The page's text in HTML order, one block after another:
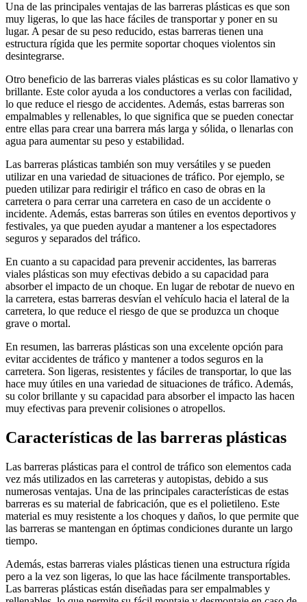
Una de las principales ventajas de las barreras plásticas es que son
muy ligeras, lo que las hace fáciles de transportar y poner en su
lugar. A pesar de su peso reducido, estas barreras tienen una
estructura rígida que les permite soportar choques violentos sin
desintegrarse.
Otro beneficio de las barreras viales plásticas es su color llamativo y
brillante. Este color ayuda a los conductores a verlas con facilidad,
lo que reduce el riesgo de accidentes. Además, estas barreras son
empalmables y rellenables, lo que significa que se pueden conectar
entre ellas para crear una barrera más larga y sólida, o llenarlas con
agua para aumentar su peso y estabilidad.
Las barreras plásticas también son muy versátiles y se pueden
utilizar en una variedad de situaciones de tráfico. Por ejemplo, se
pueden utilizar para redirigir el tráfico en caso de obras en la
carretera o para cerrar una carretera en caso de un accidente o
incidente. Además, estas barreras son útiles en eventos deportivos y
festivales, ya que pueden ayudar a mantener a los espectadores
seguros y separados del tráfico.
En cuanto a su capacidad para prevenir accidentes, las barreras
viales plásticas son muy efectivas debido a su capacidad para
absorber el impacto de un choque. En lugar de rebotar de nuevo en
la carretera, estas barreras desvían el vehículo hacia el lateral de la
carretera, lo que reduce el riesgo de que se produzca un choque
grave o mortal.
En resumen, las barreras plásticas son una excelente opción para
evitar accidentes de tráfico y mantener a todos seguros en la
carretera. Son ligeras, resistentes y fáciles de transportar, lo que las
hace muy útiles en una variedad de situaciones de tráfico. Además,
su color brillante y su capacidad para absorber el impacto las hacen
muy efectivas para prevenir colisiones o atropellos.
Características de las barreras plásticas
Las barreras plásticas para el control de tráfico son elementos cada
vez más utilizados en las carreteras y autopistas, debido a sus
numerosas ventajas. Una de las principales características de estas
barreras es su material de fabricación, que es el polietileno. Este
material es muy resistente a los choques y daños, lo que permite que
las barreras se mantengan en óptimas condiciones durante un largo
tiempo.
Además, estas barreras viales plásticas tienen una estructura rígida
pero a la vez son ligeras, lo que las hace fácilmente transportables.
Las barreras plásticas están diseñadas para ser empalmables y